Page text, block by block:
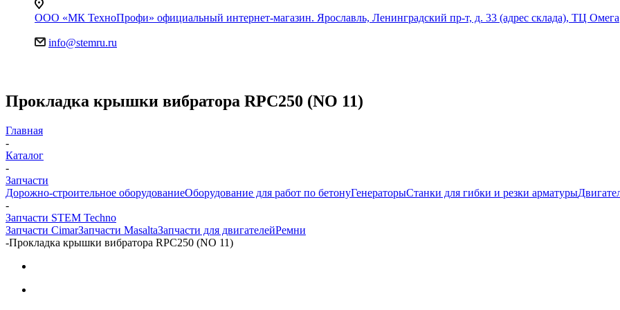
ООО «МК ТехноПрофи» официальный интернет-магазин. Ярославль, Ленинградский пр-т, д. 33 (адрес склада), ТЦ Омега
info@stemru.ru
Прокладка крышки вибратора RPC250 (NO 11)
Главная
-
Каталог
-
Запчасти
Дорожно-строительное оборудованиеОборудование для работ по бетонуГенераторыСтанки для гибки и резки арматуры
-
Запчасти STEM Techno
Запчасти CimarЗапчасти MasaltaЗапчасти для двигателейРемни
-Прокладка крышки вибратора RPC250 (NO 11)